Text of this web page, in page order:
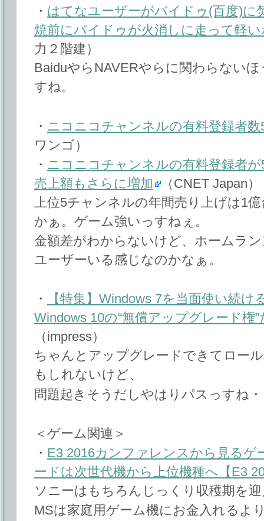
・ はてなユーザーがバイドゥ(百度)に
焼前にバイドゥが火消しに走って軽
力２階建）
BaiduやらNAVERやらに関わらない
すね。
・ ニコニコチャンネルの有料登録者数
ワンゴ）
・ ニコニコチャンネルの有料登録者
売上額もさらに増加
（CNET Japan）
上位5チャンネルの年間売り上げは1
かぁ。ゲーム強いっすねぇ。
金額差がわからないけど、ホームラ
ユーザーいる感じなのかなぁ。
・
【特集】Windows 7を当面使い続
Windows 10の“無償アップグレード権
（impress）
ちゃんとアップグレードできてロー
もしれないけど、
問題起きそうだしやはりパスっすね
＜ゲーム関連＞
・ E3 2016カンファレンスから見るゲ
ードは次世代機から上位機種へ【E3
ソニーはもちろんじっくり収穫期を
MSは家庭用ゲーム機にお金入れるよ